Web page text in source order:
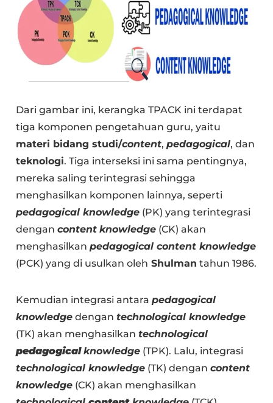
Dari gambar ini, kerangka TPACK ini terdapat
tiga komponen pengetahuan guru, yaitu
materi bidang studi/content,pedagogical, dan
teknologi. Tiga interseksi ini sama pentingnya,
mereka saling terintegrasi sehingga
menghasilkan komponen lainnya, seperti
pedagogical knowledge (PK) yang terintegrasi
dengancontent knowledge (CK) akan
menghasilkanpedagogical content knowledge
(PCK) yang di usulkan oleh Shulman tahun 1986.
Kemudian integrasi antarapedagogical
knowledge dengantechnological knowledge
(TK) akan menghasilkantechnological
pedagogical knowledge (TPK). Lalu, integrasi
technological knowledge (TK) dengancontent
knowledge (CK) akan menghasilkan